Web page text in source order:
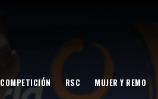
COMPETICIÓN RSC MUJER Y REMO